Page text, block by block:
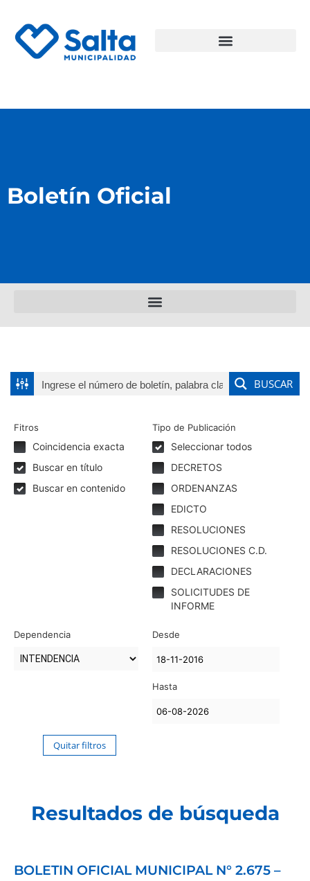
Boletín Oficial
BUSCAR
Fitros
Coincidencia exacta
Buscar en título
Buscar en contenido
Tipo de Publicación
Seleccionar todos
DECRETOS
ORDENANZAS
EDICTO
RESOLUCIONES
RESOLUCIONES C.D.
DECLARACIONES
SOLICITUDES DE
INFORME
Dependencia Desde
Hasta
Quitar filtros
Resultados de búsqueda
BOLETIN OFICIAL MUNICIPAL N° 2.675 –